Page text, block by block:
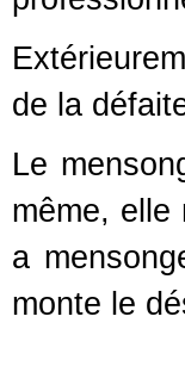
de la
Le
même, elle
a
monte le